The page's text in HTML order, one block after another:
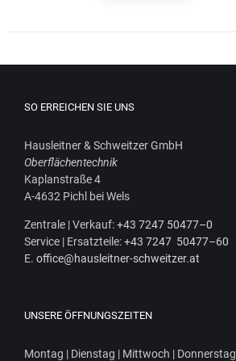
SO ERREICHEN SIE UNS
Haus­leit­ner & Schweit­zer GmbH
Ober­flä­chen­tech­nik
Kaplan­stra­ße 4
A‑4632 Pichl bei Wels
Zen­tra­le | Ver­kauf:+43 7247 50477–0
Ser­vice | Ersatz­tei­le:+43 7247 50477–60
E. office@hausleitner-schweitzer.at
UNSERE ÖFFNUNGSZEITEN
Mon­tag | Diens­tag | Mitt­woch | Donnerstag